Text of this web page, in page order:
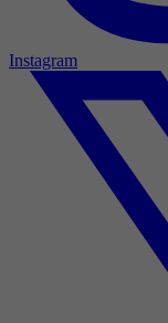
Instagram